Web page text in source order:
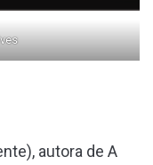
autora de A